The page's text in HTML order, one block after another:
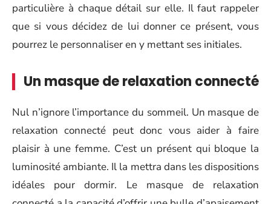
particulière à chaque détail sur elle. Il faut rappeler
que si vous décidez de lui donner ce présent, vous
pourrez le personnaliser en y mettant ses initiales.
Un masque de relaxation connecté
Nul n’ignore l’importance du sommeil. Un masque de
relaxation connecté peut donc vous aider à faire
plaisir à une femme. C’est un présent qui bloque la
luminosité ambiante. Il la mettra dans les dispositions
idéales pour dormir. Le masque de relaxation